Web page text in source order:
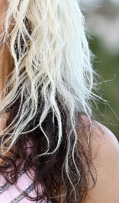
Facebook
X
gracias a su
Disney